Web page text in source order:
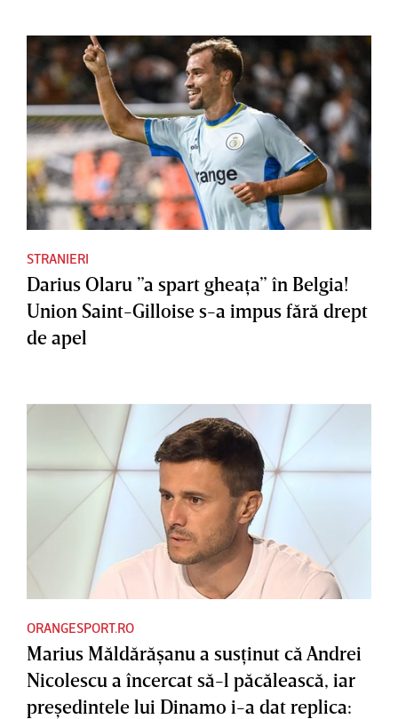
STRANIERI
Darius Olaru ”a spart gheaţa” în Belgia!
Union Saint-Gilloise s-a impus fără drept
de apel
ORANGESPORT.RO
Marius Măldărăşanu a susţinut că Andrei
Nicolescu a încercat să-l păcălească, iar
preşedintele lui Dinamo i-a dat replica: